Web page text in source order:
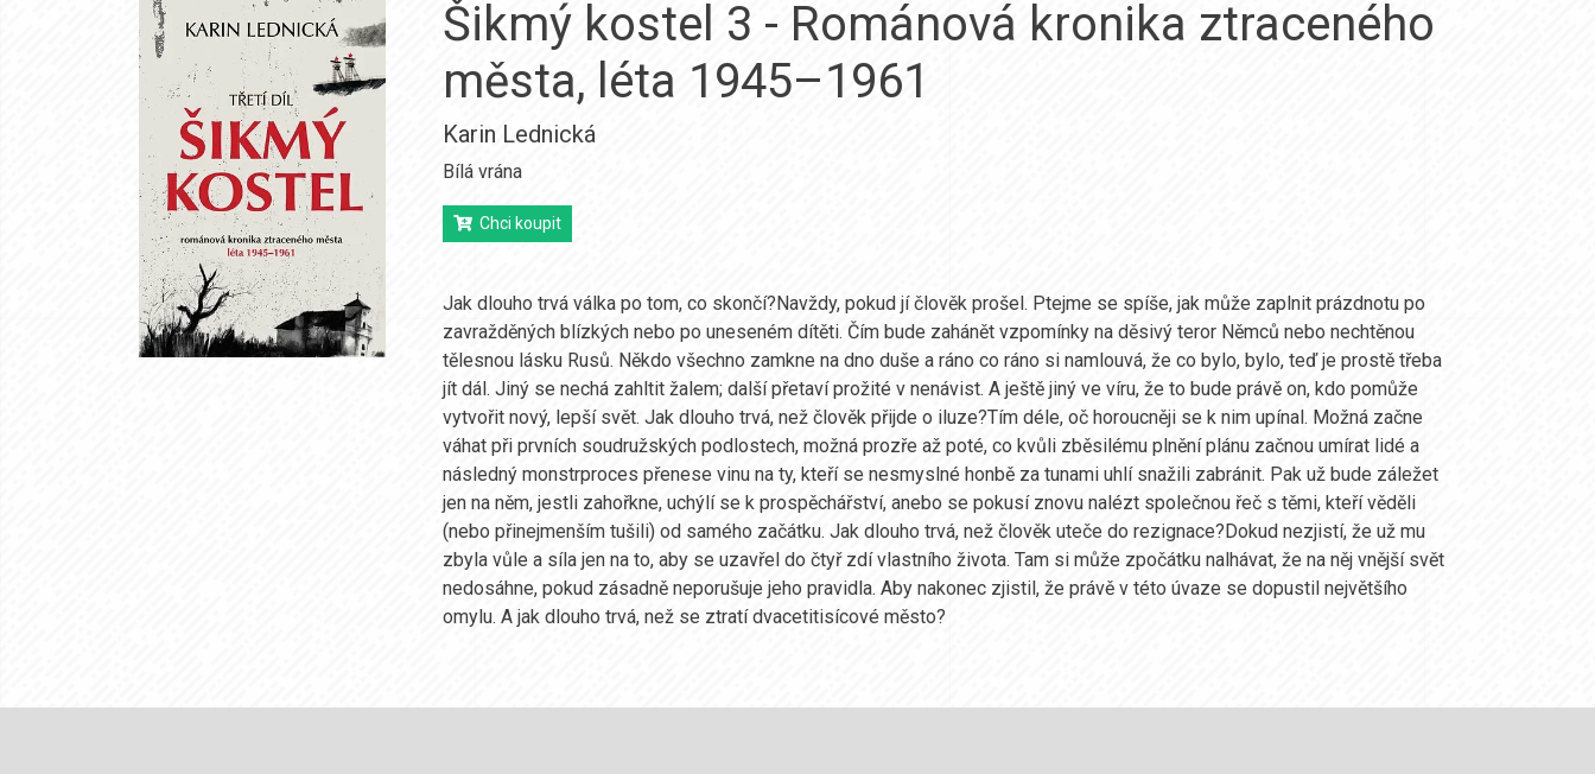
Šikmý kostel 3 - Románová kronika ztraceného
města, léta 1945–1961
Karin Lednická
Bílá vrána
Chci koupit
Jak dlouho trvá válka po tom, co skončí?Navždy, pokud jí člověk prošel. Ptejme se spíše, jak může zaplnit prázdnotu po
zavražděných blízkých nebo po uneseném dítěti. Čím bude zahánět vzpomínky na děsivý teror Němců nebo nechtěnou
tělesnou lásku Rusů. Někdo všechno zamkne na dno duše a ráno co ráno si namlouvá, že co bylo, bylo, teď je prostě třeba
jít dál. Jiný se nechá zahltit žalem; další přetaví prožité v nenávist. A ještě jiný ve víru, že to bude právě on, kdo pomůže
vytvořit nový, lepší svět. Jak dlouho trvá, než člověk přijde o iluze?Tím déle, oč horoucněji se k nim upínal. Možná začne
váhat při prvních soudružských podlostech, možná prozře až poté, co kvůli zběsilému plnění plánu začnou umírat lidé a
následný monstrproces přenese vinu na ty, kteří se nesmyslné honbě za tunami uhlí snažili zabránit. Pak už bude záležet
jen na něm, jestli zahořkne, uchýlí se k prospěchářství, anebo se pokusí znovu nalézt společnou řeč s těmi, kteří věděli
(nebo přinejmenším tušili) od samého začátku. Jak dlouho trvá, než člověk uteče do rezignace?Dokud nezjistí, že už mu
zbyla vůle a síla jen na to, aby se uzavřel do čtyř zdí vlastního života. Tam si může zpočátku nalhávat, že na něj vnější svět
nedosáhne, pokud zásadně neporušuje jeho pravidla. Aby nakonec zjistil, že právě v této úvaze se dopustil největšího
omylu. A jak dlouho trvá, než se ztratí dvacetitisícové město?